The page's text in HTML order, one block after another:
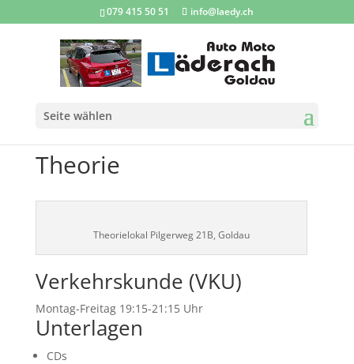
079 415 50 51 info@laedy.ch
Seite wählen
Theorie
Theorielokal Pilgerweg 21B, Goldau
Verkehrskunde (VKU)
Montag-Freitag 19:15-21:15 Uhr
Unterlagen
CDs